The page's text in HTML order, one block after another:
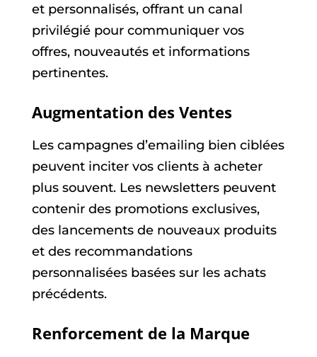
et personnalisés, offrant un canal
privilégié pour communiquer vos
offres, nouveautés et informations
pertinentes.
Augmentation des Ventes
Les campagnes d’emailing bien ciblées
peuvent inciter vos clients à acheter
plus souvent. Les newsletters peuvent
contenir des promotions exclusives,
des lancements de nouveaux produits
et des recommandations
personnalisées basées sur les achats
précédents.
Renforcement de la Marque